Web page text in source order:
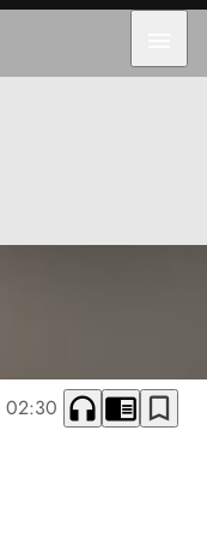
02:30 headphones chrome_reader_mode bookmark_border